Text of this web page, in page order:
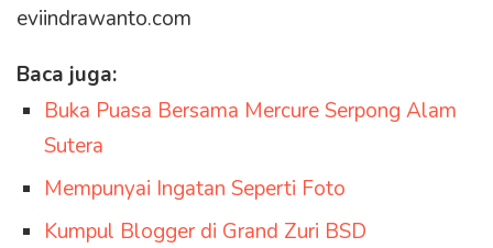
eviindrawanto.com
Baca juga:
Buka Puasa Bersama Mercure Serpong Alam
Sutera
Mempunyai Ingatan Seperti Foto
Kumpul Blogger di Grand Zuri BSD